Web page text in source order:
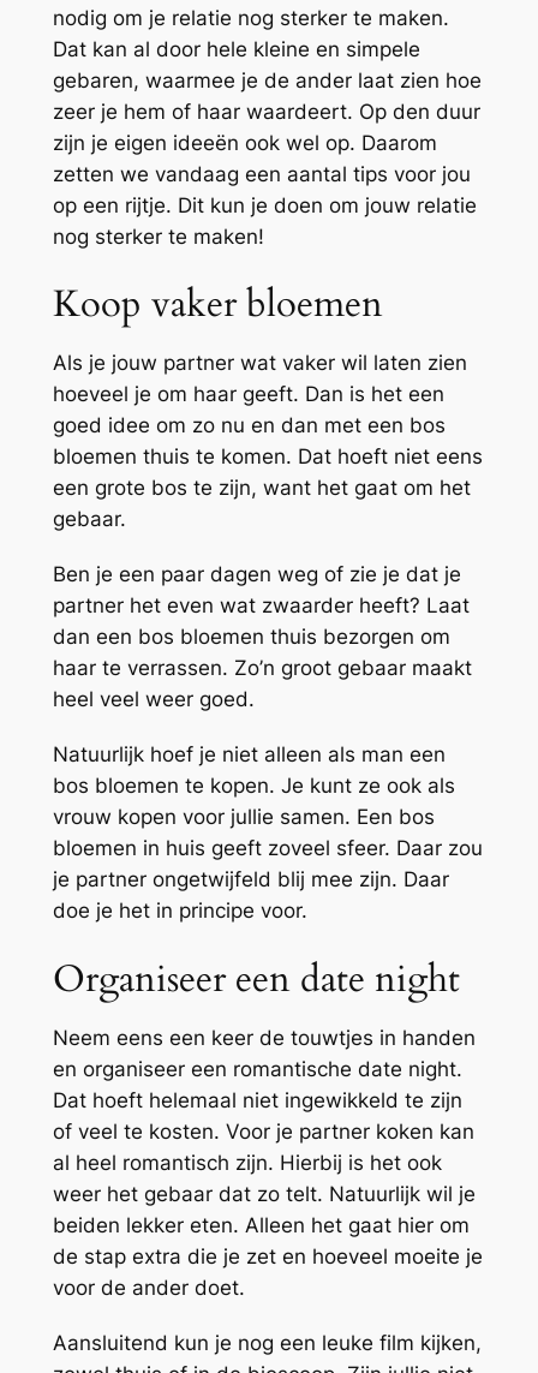
nodig om je relatie nog sterker te maken.
Dat kan al door hele kleine en simpele
gebaren, waarmee je de ander laat zien hoe
zeer je hem of haar waardeert. Op den duur
zijn je eigen ideeën ook wel op. Daarom
zetten we vandaag een aantal tips voor jou
op een rijtje. Dit kun je doen om jouw relatie
nog sterker te maken!
Koop vaker bloemen
Als je jouw partner wat vaker wil laten zien
hoeveel je om haar geeft. Dan is het een
goed idee om zo nu en dan met een bos
bloemen thuis te komen. Dat hoeft niet eens
een grote bos te zijn, want het gaat om het
gebaar.
Ben je een paar dagen weg of zie je dat je
partner het even wat zwaarder heeft? Laat
dan een bos bloemen thuis bezorgen om
haar te verrassen. Zo’n groot gebaar maakt
heel veel weer goed.
Natuurlijk hoef je niet alleen als man een
bos bloemen te kopen. Je kunt ze ook als
vrouw kopen voor jullie samen. Een bos
bloemen in huis geeft zoveel sfeer. Daar zou
je partner ongetwijfeld blij mee zijn. Daar
doe je het in principe voor.
Organiseer een date night
Neem eens een keer de touwtjes in handen
en organiseer een romantische date night.
Dat hoeft helemaal niet ingewikkeld te zijn
of veel te kosten. Voor je partner koken kan
al heel romantisch zijn. Hierbij is het ook
weer het gebaar dat zo telt. Natuurlijk wil je
beiden lekker eten. Alleen het gaat hier om
de stap extra die je zet en hoeveel moeite je
voor de ander doet.
Aansluitend kun je nog een leuke film kijken,